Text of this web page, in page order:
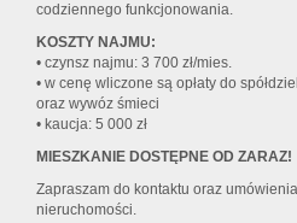
codziennego funkcjonowania.
KOSZTY NAJMU:
• czynsz najmu: 3 700 zł/mies.
• w cenę wliczone są opłaty do
oraz wywóz śmieci
• kaucja: 5 000 zł
MIESZKANIE DOSTĘPNE OD ZARAZ!
Zapraszam do kontaktu oraz
nieruchomości.